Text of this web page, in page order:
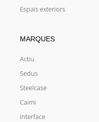
Espais exteriors
MARQUES
Actiu
Sedus
Steelcase
Caimi
Interface